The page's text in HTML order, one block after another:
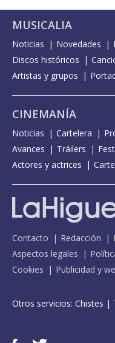
MUSICALIA
Noticias Novedades
Discos históricos
Artistas y grupos
CINEMANÍA
Noticias Cartelera
Avances
Tráilers
Actores y actrices
Contacto Redacción
Aspectos legales
Cookies
Publicidad y
Otros servicios: Chistes |